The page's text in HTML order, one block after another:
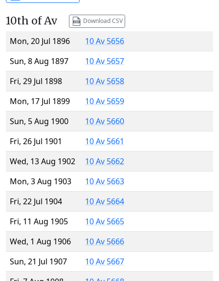
10th of Av Download CSV
Mon, 20 Jul 1896
10 Av 5656
Sun, 8 Aug 1897
10 Av 5657
Fri, 29 Jul 1898
10 Av 5658
Mon, 17 Jul 1899
10 Av 5659
Sun, 5 Aug 1900
10 Av 5660
Fri, 26 Jul 1901
10 Av 5661
Wed, 13 Aug 1902
10 Av 5662
Mon, 3 Aug 1903
10 Av 5663
Fri, 22 Jul 1904
10 Av 5664
Fri, 11 Aug 1905
10 Av 5665
Wed, 1 Aug 1906
10 Av 5666
Sun, 21 Jul 1907
10 Av 5667